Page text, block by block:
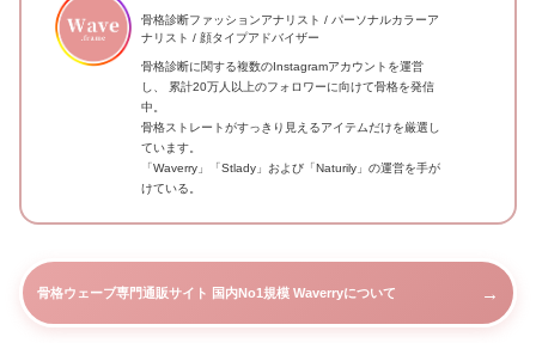
骨格診断ファッションアナリスト / パーソナルカラーア
ナリスト / 顔タイプアドバイザー
骨格診断に関する複数のInstagramアカウントを運営
し、 累計20万人以上のフォロワーに向けて骨格を発信
中。
骨格ストレートがすっきり見えるアイテムだけを厳選し
ています。
「Waverry」「Stlady」および「Naturily」の運営を手が
けている。
骨格ウェーブ専門通販サイト 国内No1規模 Waverryについて →